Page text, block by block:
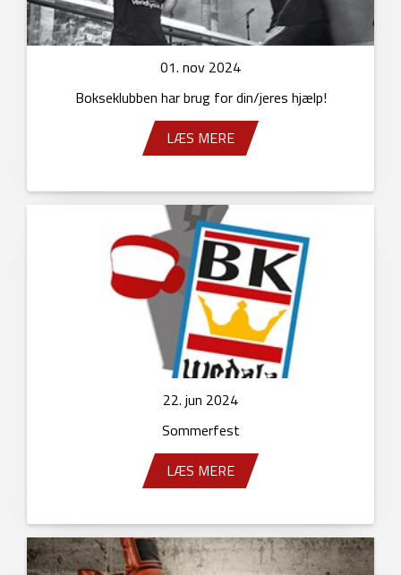
01. nov 2024
Bokseklubben har brug for din/jeres hjælp!
LÆS MERE
22. jun 2024
Sommerfest
LÆS MERE